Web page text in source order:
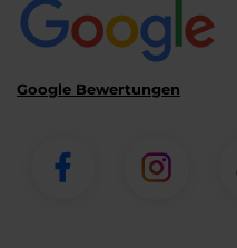
Google Bewertungen